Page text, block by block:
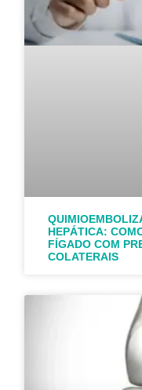
HEPÁTICA:
FÍGADO COM
COLATERAIS